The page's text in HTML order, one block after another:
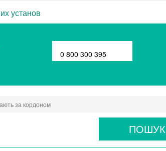
установ
0 800 300 395
за кордоном
ПОШУК